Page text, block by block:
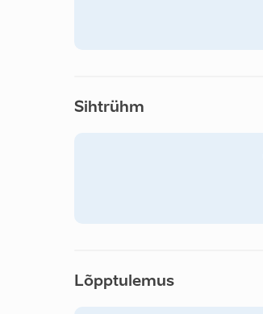
Sihtrühm
Lõpptulemus